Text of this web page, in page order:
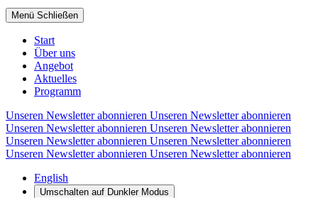
Menü Schließen
Start
Über uns
Angebot
Aktuelles
Programm
Unseren Newsletter abonnieren Unseren Newsletter abonnieren
Unseren Newsletter abonnieren Unseren Newsletter abonnieren
Unseren Newsletter abonnieren Unseren Newsletter abonnieren
Unseren Newsletter abonnieren Unseren Newsletter abonnieren
English
Umschalten auf DunklerModus